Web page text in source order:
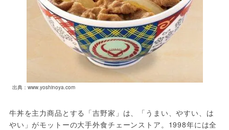
出典：www.yoshinoya.com
牛丼を主力商品とする「吉野家」は、「うまい、やすい、は
やい」がモットーの大手外食チェーンストア。1998年には全